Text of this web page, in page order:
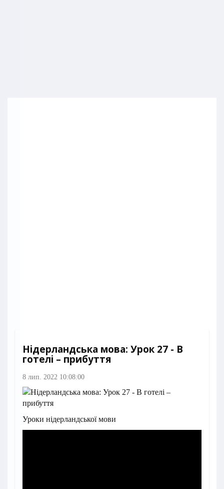
Нідерландська мова: Урок 27 - В
готелі – прибуття
8 лип. 2022 10:08:00
Уроки нідерландської мови